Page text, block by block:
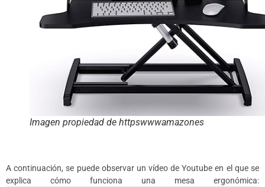
Imagen propiedad de httpswwwamazones
A continuación, se puede observar un vídeo de Youtube en el que se
explica cómo funciona una mesa ergonómica: